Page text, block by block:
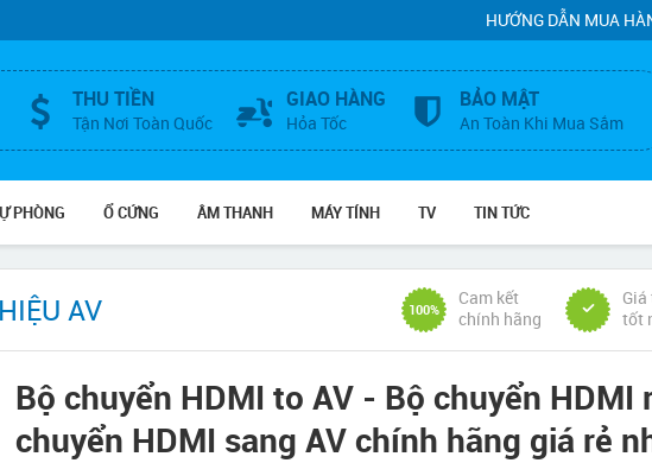
HƯỚNG DẪN MUA
THU TIỀN
Tận Nơi Toàn Quốc
GIAO HÀNG
Hỏa Tốc
BẢO MẬT
An Toàn Khi Mua Sắm
PHÒNG Ổ CỨNG ÂM THANH MÁY TÍNH TV TIN TỨC
AV 100%
Cam kết
chính hãng
tốt
Bộ chuyển HDMI to AV - Bộ chuyển HDMI
chuyển HDMI sang AV chính hãng giá rẻ